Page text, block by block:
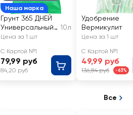
Наша марка
Грунт 365 ДНЕЙ
Универсальный
2
10л
Цена за 1 шт
С Картой №1
79,99 руб
84,20 руб
Удобрение
Вермикулит
Цена за 1 шт
С Картой №1
49,99 руб
136,84 руб -63%
Все